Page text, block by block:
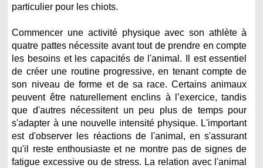
particulier pour les chiots.
Commencer une activité physique avec son athlète à
quatre pattes nécessite avant tout de prendre en compte
les besoins et les capacités de l'animal. Il est essentiel
de créer une routine progressive, en tenant compte de
son niveau de forme et de sa race. Certains animaux
peuvent être naturellement enclins à l’exercice, tandis
que d'autres nécessitent un peu plus de temps pour
s'adapter à une nouvelle intensité physique. L'important
est d'observer les réactions de l'animal, en s'assurant
qu'il reste enthousiaste et ne montre pas de signes de
fatigue excessive ou de stress. La relation avec l'animal